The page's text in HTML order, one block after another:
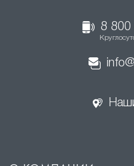
8 800